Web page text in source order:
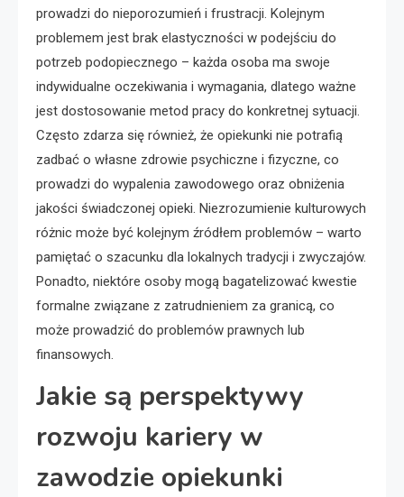
prowadzi do nieporozumień i frustracji. Kolejnym
problemem jest brak elastyczności w podejściu do
potrzeb podopiecznego – każda osoba ma swoje
indywidualne oczekiwania i wymagania, dlatego ważne
jest dostosowanie metod pracy do konkretnej sytuacji.
Często zdarza się również, że opiekunki nie potrafią
zadbać o własne zdrowie psychiczne i fizyczne, co
prowadzi do wypalenia zawodowego oraz obniżenia
jakości świadczonej opieki. Niezrozumienie kulturowych
różnic może być kolejnym źródłem problemów – warto
pamiętać o szacunku dla lokalnych tradycji i zwyczajów.
Ponadto, niektóre osoby mogą bagatelizować kwestie
formalne związane z zatrudnieniem za granicą, co
może prowadzić do problemów prawnych lub
finansowych.
Jakie są perspektywy
rozwoju kariery w
zawodzie opiekunki